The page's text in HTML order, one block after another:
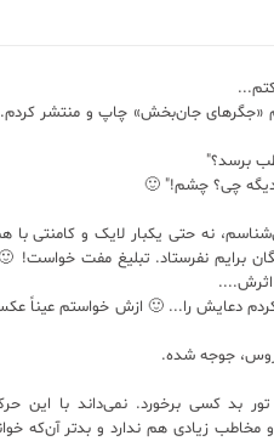
«جگرهای جان‌بخش» چاپ و‌ منتشر
برسد؟"
چی؟ چشم!" 🙂
نه حتی یکبار لایک و کامنتی
برایم نفرستاد. تبلیغ مفت خواست!
دعایش را... 🙂 ازش خواستم عیناً
جوجه شده.
بد کسی برخورد. نمی‌داند با
زیادی هم ندارد و بدتر آن‌که